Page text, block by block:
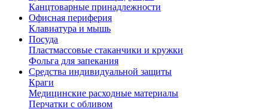
Канцтоварные принадлежности
Офисная периферия
Клавиатура и мышь
Посуда
Пластмассовые стаканчики и кружки
Фольга для запекания
Средства индивидуальной защиты
Краги
Медицинские расходные материалы
Перчатки с обливом